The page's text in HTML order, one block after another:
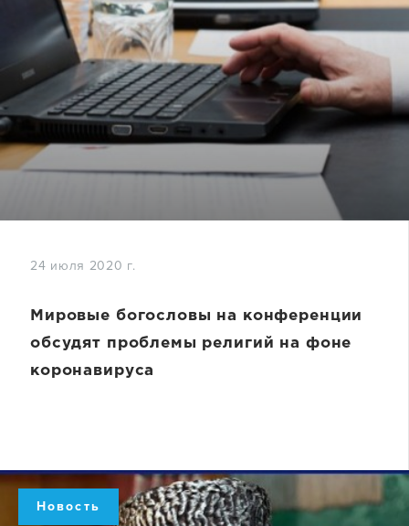
24 июля 2020 г.
Мировые богословы на конференции
обсудят проблемы религий на фоне
коронавируса
Новость